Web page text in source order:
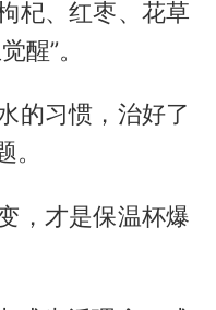
杞、红枣、花草
醒”。
的习惯，治好了
，才是保温杯爆